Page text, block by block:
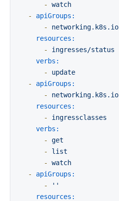
-
watch
-
apiGroups:
-
networking.k8s.io
resources:
-
ingresses/status
verbs:
-
update
-
apiGroups:
-
networking.k8s.io
resources:
-
ingressclasses
verbs:
-
get
-
list
-
watch
-
apiGroups:
-
''
resources: